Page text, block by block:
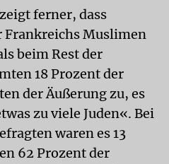
ferner, dass
Muslimen
beim Rest der
18 Prozent der
der Äußerung zu, es
zu viele Juden«. Bei
waren es 13
62 Prozent der